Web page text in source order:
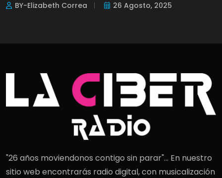
BY-Elizabeth Correa 26 Agosto, 2025
"26 años moviendonos contigo sin parar"... En nuestro
sitio web encontrarás radio digital, con musicalización